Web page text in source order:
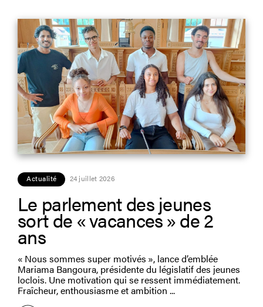
Actualité 24 juillet 2026
Le parlement des jeunes
sort de « vacances » de 2
ans
« Nous sommes super motivés », lance d’emblée
Mariama Bangoura, présidente du législatif des jeunes
loclois. Une motivation qui se ressent immédiatement.
Fraîcheur, enthousiasme et ambition